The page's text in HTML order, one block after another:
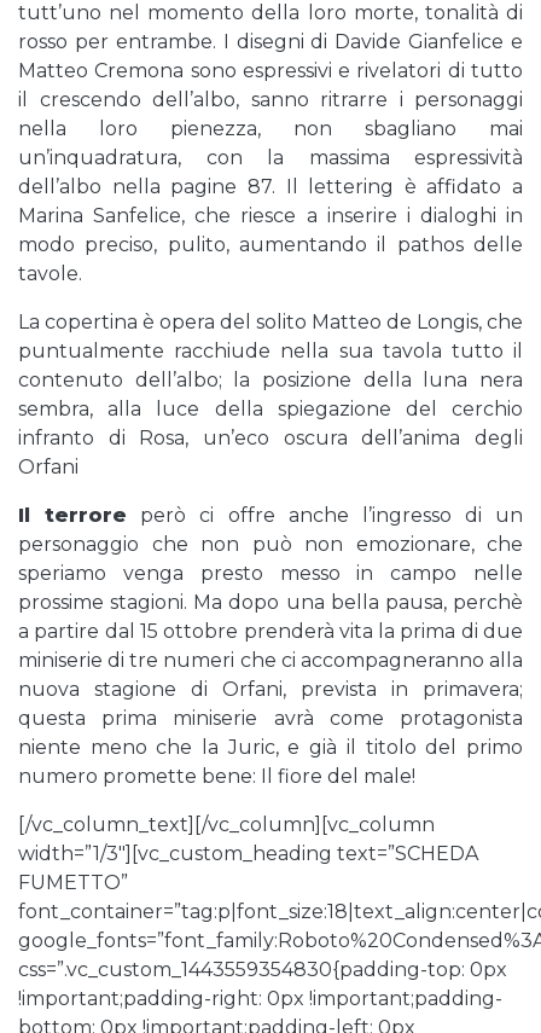
tutt’uno nel momento della loro morte, tonalità di
rosso per entrambe. I disegni di Davide Gianfelice e
Matteo Cremona sono espressivi e rivelatori di tutto
il crescendo dell’albo, sanno ritrarre i personaggi
nella loro pienezza, non sbagliano mai
un’inquadratura, con la massima espressività
dell’albo nella pagine 87. Il lettering è affidato a
Marina Sanfelice, che riesce a inserire i dialoghi in
modo preciso, pulito, aumentando il pathos delle
tavole.
La copertina è opera del solito Matteo de Longis, che
puntualmente racchiude nella sua tavola tutto il
contenuto dell’albo; la posizione della luna nera
sembra, alla luce della spiegazione del cerchio
infranto di Rosa, un’eco oscura dell’anima degli
Orfani
Il terrore però ci offre anche l’ingresso di un
personaggio che non può non emozionare, che
speriamo venga presto messo in campo nelle
prossime stagioni. Ma dopo una bella pausa, perchè
a partire dal 15 ottobre prenderà vita la prima di due
miniserie di tre numeri che ci accompagneranno alla
nuova stagione di Orfani, prevista in primavera;
questa prima miniserie avrà come protagonista
niente meno che la Juric, e già il titolo del primo
numero promette bene: Il fiore del male!
[/vc_column_text][/vc_column][vc_column
width=”1/3″][vc_custom_heading text=”SCHEDA
FUMETTO”
css=”.vc_custom_1443559354830{padding-top: 0px
!important;padding-right: 0px !important;padding-
bottom: 0px !important;padding-left: 0px